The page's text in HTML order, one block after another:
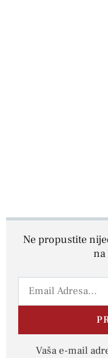
Ne propustite
na
Vaša e-mail